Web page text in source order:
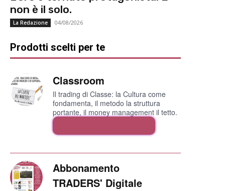
non è il solo.
La Redazione 04/08/2026
Prodotti scelti per te
Classroom
Il trading di Classe: la Cultura come
fondamenta, il metodo la struttura
portante, il money management il tetto.
Abbonamento
TRADERS' Digitale